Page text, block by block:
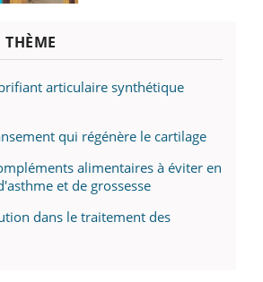
THÈME
articulaire synthétique
qui régénère le cartilage
alimentaires à éviter en
et de grossesse
dans le traitement des